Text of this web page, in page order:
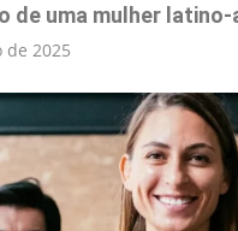
de uma mulher latino-
de 2025